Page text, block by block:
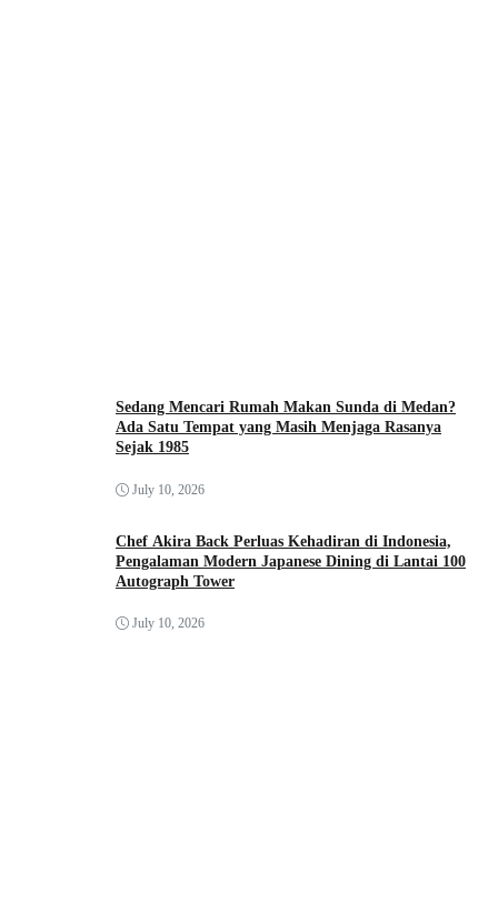
Sedang Mencari Rumah Makan Sunda di Medan?
Ada Satu Tempat yang Masih Menjaga Rasanya
Sejak 1985
July 10, 2026
Chef Akira Back Perluas Kehadiran di Indonesia,
Pengalaman Modern Japanese Dining di Lantai 100
Autograph Tower
July 10, 2026